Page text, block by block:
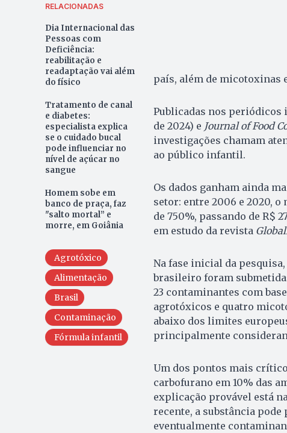
RELACIONADAS
Dia Internacional das
Pessoas com
Deficiência:
reabilitação e
readaptação vai além
do físico
Tratamento de canal
e diabetes:
especialista explica
se o cuidado bucal
pode influenciar no
nível de açúcar no
sangue
Homem sobe em
banco de praça, faz
"salto mortal” e
morre, em Goiânia
Agrotóxico
Alimentação
Brasil
Contaminação
Fórmula infantil
país, além de micotoxinas
Publicadas nos
de 2024) e Journal of Food
investigações chamam
ao público infantil.
Os dados ganham ainda
setor: entre 2006 e 2020,
de 750%, passando de R$
em estudo da revista
Na fase inicial da
brasileiro foram
23 contaminantes com
agrotóxicos e quatro
abaixo dos limites
principalmente
Um dos pontos mais
carbofurano em 10% das
explicação provável está
recente, a substância pode
eventualmente